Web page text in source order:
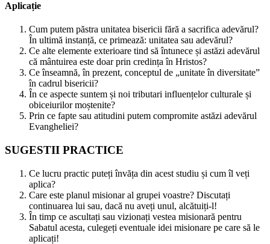
Aplicație
Cum putem păstra unitatea bisericii fără a sacrifica adevărul?
În ultimă instanță, ce primează: unitatea sau adevărul?
Ce alte elemente exterioare tind să întunece și astăzi adevărul
că mântuirea este doar prin credința în Hristos?
Ce înseamnă, în prezent, conceptul de „unitate în diversitate”
în cadrul bisericii?
În ce aspecte suntem și noi tributari influențelor culturale și
obiceiurilor moștenite?
Prin ce fapte sau atitudini putem compromite astăzi adevărul
Evangheliei?
SUGESTII PRACTICE
Ce lucru practic puteți învăța din acest studiu și cum îl veți
aplica?
Care este planul misionar al grupei voastre? Discutați
continuarea lui sau, dacă nu aveți unul, alcătuiți-l!
În timp ce ascultați sau vizionați vestea misionară pentru
Sabatul acesta, culegeți eventuale idei misionare pe care să le
aplicați!